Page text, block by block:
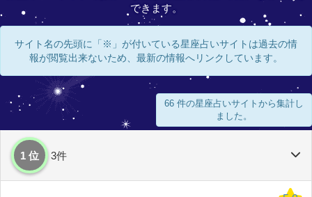
できます。
サイト名の先頭に「※」が付いている星座占いサイトは過去の情
報が閲覧出来ないため、最新の情報へリンクしています。
66 件の星座占いサイトから集計し
ました。
1 位 3件